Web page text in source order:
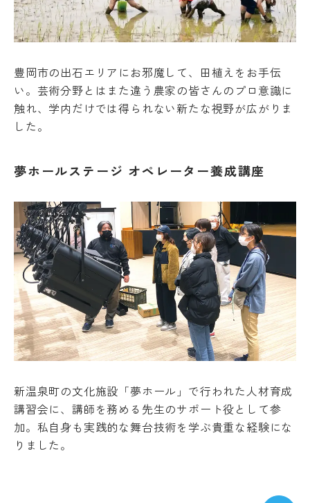
あ
る
学
生
援
在
豊岡市の出石エリアにお邪魔して、田植えをお手伝
い。芸術分野とはまた違う農家の皆さんのプロ意識に
触れ、学内だけでは得られない新たな視野が広がりま
した。
夢ホールステージ オペレーター養成講座
新温泉町の文化施設「夢ホール」で行われた人材育成
講習会に、講師を務める先生のサポート役として参
加。私自身も実践的な舞台技術を学ぶ貴重な経験にな
りました。
for the accuracy of the translation.